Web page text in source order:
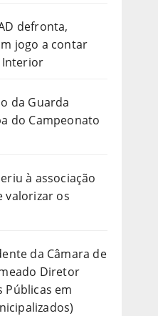
defronta,
jogo a contar
Interior
da Guarda
do Campeonato
à associação
valorizar os
da Câmara de
Diretor
Públicas em